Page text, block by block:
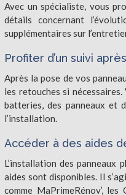
Avec un spécialiste, vous
détails concernant
supplémentaires sur
Profiter d’un suivi
Après la pose de vos
les retouches si
batteries, des panneaux et
l’installation.
Accéder à des aides
L’installation des panneaux
aides sont disponibles. Il
comme MaPrimeRénov’,